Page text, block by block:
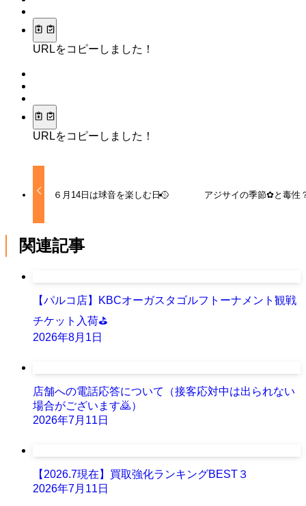
URLをコピーしました！
URLをコピーしました！
６月14日は球音を楽しむ日🥎 アジサイの季節✿と毒性
関連記事
【パルコ店】KBCオーガスタゴルフトーナメント観戦
チケット入荷⛳
2026年8月1日
店舗への電話応答について（接客応対中は出られない
場合がございます🙇）
2026年7月11日
【2026.7現在】買取強化ランキングBEST３
2026年7月11日